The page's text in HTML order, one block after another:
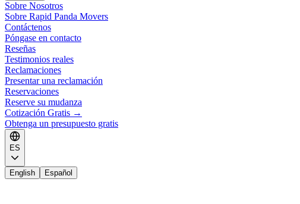
Sobre Nosotros
Sobre Rapid Panda Movers
Contáctenos
Póngase en contacto
Reseñas
Testimonios reales
Reclamaciones
Presentar una reclamación
Reservaciones
Reserve su mudanza
Cotización Gratis →
Obtenga un presupuesto gratis
ES
English Español